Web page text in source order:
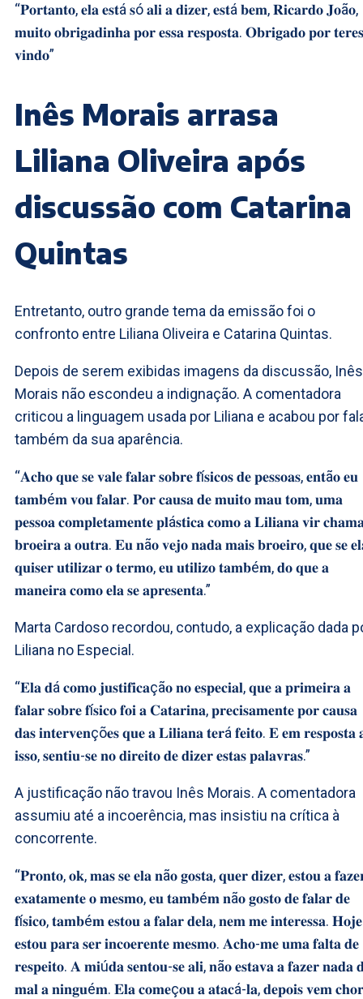
“𝐏𝐨𝐫𝐭𝐚𝐧𝐭𝐨, 𝐞𝐥𝐚 𝐞𝐬𝐭á 𝐬ó 𝐚𝐥𝐢 𝐚 𝐝𝐢𝐳𝐞𝐫, 𝐞𝐬𝐭á 𝐛𝐞𝐦, 𝐑𝐢𝐜𝐚𝐫𝐝𝐨 𝐉𝐨ã𝐨,
𝐦𝐮𝐢𝐭𝐨 𝐨𝐛𝐫𝐢𝐠𝐚𝐝𝐢𝐧𝐡𝐚 𝐩𝐨𝐫 𝐞𝐬𝐬𝐚 𝐫𝐞𝐬𝐩𝐨𝐬𝐭𝐚. 𝐎𝐛𝐫𝐢𝐠𝐚𝐝𝐨 𝐩𝐨𝐫 𝐭𝐞𝐫𝐞𝐬
𝐯𝐢𝐧𝐝𝐨”
Inês Morais arrasa
Liliana Oliveira após
discussão com Catarina
Quintas
Entretanto, outro grande tema da emissão foi o
confronto entre Liliana Oliveira e Catarina Quintas.
Depois de serem exibidas imagens da discussão, Inês
Morais não escondeu a indignação. A comentadora
criticou a linguagem usada por Liliana e acabou por
também da sua aparência.
“𝐀𝐜𝐡𝐨 𝐪𝐮𝐞 𝐬𝐞 𝐯𝐚𝐥𝐞 𝐟𝐚𝐥𝐚𝐫 𝐬𝐨𝐛𝐫𝐞 𝐟í𝐬𝐢𝐜𝐨𝐬 𝐝𝐞 𝐩𝐞𝐬𝐬𝐨𝐚𝐬, 𝐞𝐧𝐭ã𝐨 𝐞𝐮
𝐭𝐚𝐦𝐛é𝐦 𝐯𝐨𝐮 𝐟𝐚𝐥𝐚𝐫. 𝐏𝐨𝐫 𝐜𝐚𝐮𝐬𝐚 𝐝𝐞 𝐦𝐮𝐢𝐭𝐨 𝐦𝐚𝐮 𝐭𝐨𝐦, 𝐮𝐦𝐚
𝐩𝐞𝐬𝐬𝐨𝐚 𝐜𝐨𝐦𝐩𝐥𝐞𝐭𝐚𝐦𝐞𝐧𝐭𝐞 𝐩𝐥á𝐬𝐭𝐢𝐜𝐚 𝐜𝐨𝐦𝐨 𝐚 𝐋𝐢𝐥𝐢𝐚𝐧𝐚 𝐯𝐢𝐫
𝐛𝐫𝐨𝐞𝐢𝐫𝐚 𝐚 𝐨𝐮𝐭𝐫𝐚. 𝐄𝐮 𝐧ã𝐨 𝐯𝐞𝐣𝐨 𝐧𝐚𝐝𝐚 𝐦𝐚𝐢𝐬 𝐛𝐫𝐨𝐞𝐢𝐫𝐨, 𝐪𝐮𝐞 𝐬𝐞
𝐪𝐮𝐢𝐬𝐞𝐫 𝐮𝐭𝐢𝐥𝐢𝐳𝐚𝐫 𝐨 𝐭𝐞𝐫𝐦𝐨, 𝐞𝐮 𝐮𝐭𝐢𝐥𝐢𝐳𝐨 𝐭𝐚𝐦𝐛é𝐦, 𝐝𝐨 𝐪𝐮𝐞 𝐚
𝐦𝐚𝐧𝐞𝐢𝐫𝐚 𝐜𝐨𝐦𝐨 𝐞𝐥𝐚 𝐬𝐞 𝐚𝐩𝐫𝐞𝐬𝐞𝐧𝐭𝐚.”
Marta Cardoso recordou, contudo, a explicação dada
Liliana no Especial.
“𝐄𝐥𝐚 𝐝á 𝐜𝐨𝐦𝐨 𝐣𝐮𝐬𝐭𝐢𝐟𝐢𝐜𝐚çã𝐨 𝐧𝐨 𝐞𝐬𝐩𝐞𝐜𝐢𝐚𝐥, 𝐪𝐮𝐞 𝐚 𝐩𝐫𝐢𝐦𝐞𝐢𝐫𝐚 𝐚
𝐟𝐚𝐥𝐚𝐫 𝐬𝐨𝐛𝐫𝐞 𝐟í𝐬𝐢𝐜𝐨 𝐟𝐨𝐢 𝐚 𝐂𝐚𝐭𝐚𝐫𝐢𝐧𝐚, 𝐩𝐫𝐞𝐜𝐢𝐬𝐚𝐦𝐞𝐧𝐭𝐞 𝐩𝐨𝐫 𝐜𝐚𝐮𝐬𝐚
𝐝𝐚𝐬 𝐢𝐧𝐭𝐞𝐫𝐯𝐞𝐧çõ𝐞𝐬 𝐪𝐮𝐞 𝐚 𝐋𝐢𝐥𝐢𝐚𝐧𝐚 𝐭𝐞𝐫á 𝐟𝐞𝐢𝐭𝐨. 𝐄 𝐞𝐦 𝐫𝐞𝐬𝐩𝐨𝐬𝐭𝐚
𝐢𝐬𝐬𝐨, 𝐬𝐞𝐧𝐭𝐢𝐮-𝐬𝐞 𝐧𝐨 𝐝𝐢𝐫𝐞𝐢𝐭𝐨 𝐝𝐞 𝐝𝐢𝐳𝐞𝐫 𝐞𝐬𝐭𝐚𝐬 𝐩𝐚𝐥𝐚𝐯𝐫𝐚𝐬.”
A justificação não travou Inês Morais. A comentadora
assumiu até a incoerência, mas insistiu na crítica à
concorrente.
“𝐏𝐫𝐨𝐧𝐭𝐨, 𝐨𝐤, 𝐦𝐚𝐬 𝐬𝐞 𝐞𝐥𝐚 𝐧ã𝐨 𝐠𝐨𝐬𝐭𝐚, 𝐪𝐮𝐞𝐫 𝐝𝐢𝐳𝐞𝐫, 𝐞𝐬𝐭𝐨𝐮 𝐚
𝐞𝐱𝐚𝐭𝐚𝐦𝐞𝐧𝐭𝐞 𝐨 𝐦𝐞𝐬𝐦𝐨, 𝐞𝐮 𝐭𝐚𝐦𝐛é𝐦 𝐧ã𝐨 𝐠𝐨𝐬𝐭𝐨 𝐝𝐞 𝐟𝐚𝐥𝐚𝐫 𝐝𝐞
𝐟í𝐬𝐢𝐜𝐨, 𝐭𝐚𝐦𝐛é𝐦 𝐞𝐬𝐭𝐨𝐮 𝐚 𝐟𝐚𝐥𝐚𝐫 𝐝𝐞𝐥𝐚, 𝐧𝐞𝐦 𝐦𝐞 𝐢𝐧𝐭𝐞𝐫𝐞𝐬𝐬𝐚. 𝐇𝐨𝐣𝐞
𝐞𝐬𝐭𝐨𝐮 𝐩𝐚𝐫𝐚 𝐬𝐞𝐫 𝐢𝐧𝐜𝐨𝐞𝐫𝐞𝐧𝐭𝐞 𝐦𝐞𝐬𝐦𝐨. 𝐀𝐜𝐡𝐨-𝐦𝐞 𝐮𝐦𝐚 𝐟𝐚𝐥𝐭𝐚 𝐝𝐞
𝐫𝐞𝐬𝐩𝐞𝐢𝐭𝐨. 𝐀 𝐦𝐢ú𝐝𝐚 𝐬𝐞𝐧𝐭𝐨𝐮-𝐬𝐞 𝐚𝐥𝐢, 𝐧ã𝐨 𝐞𝐬𝐭𝐚𝐯𝐚 𝐚 𝐟𝐚𝐳𝐞𝐫 𝐧𝐚𝐝𝐚
𝐦𝐚𝐥 𝐚 𝐧𝐢𝐧𝐠𝐮é𝐦. 𝐄𝐥𝐚 𝐜𝐨𝐦𝐞ç𝐨𝐮 𝐚 𝐚𝐭𝐚𝐜á-𝐥𝐚, 𝐝𝐞𝐩𝐨𝐢𝐬 𝐯𝐞𝐦